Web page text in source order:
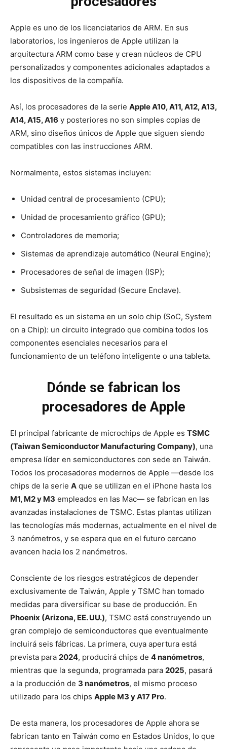
Apple es uno de los licenciatarios de ARM. En sus
laboratorios, los ingenieros de Apple utilizan la
arquitectura ARM como base y crean núcleos de CPU
personalizados y componentes adicionales adaptados a
los dispositivos de la compañía.
Así, los procesadores de la serie Apple A10, A11, A12, A13,
A14, A15, A16 y posteriores no son simples copias de
ARM, sino diseños únicos de Apple que siguen siendo
compatibles con las instrucciones ARM.
Normalmente, estos sistemas incluyen:
Unidad central de procesamiento (CPU);
Unidad de procesamiento gráfico (GPU);
Controladores de memoria;
Sistemas de aprendizaje automático (Neural Engine);
Procesadores de señal de imagen (ISP);
Subsistemas de seguridad (Secure Enclave).
El resultado es un sistema en un solo chip (SoC, System
on a Chip): un circuito integrado que combina todos los
componentes esenciales necesarios para el
funcionamiento de un teléfono inteligente o una tableta.
Dónde se fabrican los
procesadores de Apple
El principal fabricante de microchips de Apple es TSMC
(Taiwan Semiconductor Manufacturing Company), una
empresa líder en semiconductores con sede en Taiwán.
Todos los procesadores modernos de Apple —desde los
chips de la serie A que se utilizan en el iPhone hasta los
M1, M2 y M3 empleados en las Mac— se fabrican en las
avanzadas instalaciones de TSMC. Estas plantas utilizan
las tecnologías más modernas, actualmente en el nivel de
3 nanómetros, y se espera que en el futuro cercano
avancen hacia los 2 nanómetros.
Consciente de los riesgos estratégicos de depender
exclusivamente de Taiwán, Apple y TSMC han tomado
medidas para diversificar su base de producción. En
Phoenix (Arizona, EE. UU.), TSMC está construyendo un
gran complejo de semiconductores que eventualmente
incluirá seis fábricas. La primera, cuya apertura está
prevista para 2024, producirá chips de 4 nanómetros,
mientras que la segunda, programada para 2025, pasará
a la producción de 3 nanómetros, el mismo proceso
utilizado para los chips Apple M3 y A17 Pro.
De esta manera, los procesadores de Apple ahora se
fabrican tanto en Taiwán como en Estados Unidos, lo que